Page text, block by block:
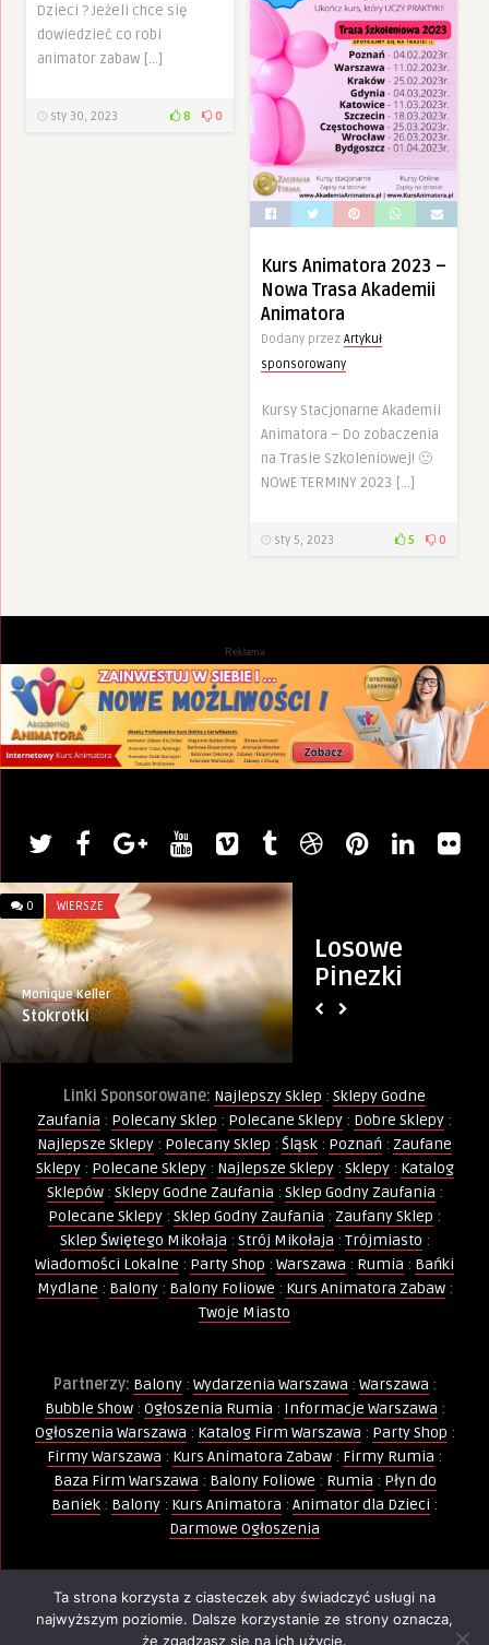
Dzieci ? Jeżeli chce się
dowiedzieć co robi
animator zabaw […]
sty 30, 2023 8 0
Kurs Animatora 2023 –
Nowa Trasa Akademii
Animatora
Dodany przez Artykuł
sponsorowany
Kursy Stacjonarne Akademii
Animatora – Do zobaczenia
na Trasie Szkoleniowej! 🙂
NOWE TERMINY 2023 […]
sty 5, 2023 5 0
Reklama
Losowe
Pinezki
0 WIERSZE
Monique Keller
Stokrotki
Linki Sponsorowane: Najlepszy Sklep : Sklepy Godne
Zaufania : Polecany Sklep : Polecane Sklepy : Dobre Sklepy :
Najlepsze Sklepy : Polecany Sklep : Śląsk : Poznań : Zaufane
Sklepy: Polecane Sklepy: Najlepsze Sklepy: Sklepy: Katalog
Sklepów: Sklepy Godne Zaufania : Sklep Godny Zaufania :
Polecane Sklepy : Sklep Godny Zaufania : Zaufany Sklep :
Sklep Świętego Mikołaja : Strój Mikołaja : Trójmiasto :
Wiadomości Lokalne : Party Shop : Warszawa : Rumia : Bańki
Mydlane : Balony: Balony Foliowe : Kurs Animatora Zabaw:
Twoje Miasto
Partnerzy: Balony: Wydarzenia Warszawa : Warszawa :
Bubble Show: Ogłoszenia Rumia : Informacje Warszawa :
Ogłoszenia Warszawa : Katalog Firm Warszawa : Party Shop :
Firmy Warszawa : Kurs Animatora Zabaw : Firmy Rumia :
Baza Firm Warszawa : Balony Foliowe : Rumia : Płyn do
Baniek : Balony : Kurs Animatora : Animator dla Dzieci :
Darmowe Ogłoszenia
Wszelkie Prawa Zastrzeżone - Kopiowanie, powielanie i
wykorzystywanie treści, zdjęć, grafik jest zabronione -
Ta strona korzysta z ciasteczek aby świadczyć usługi na
najwyższym poziomie. Dalsze korzystanie ze strony oznacza,
że zgadzasz się na ich użycie.